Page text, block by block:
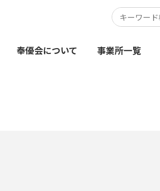
奉優会について 事業所一覧